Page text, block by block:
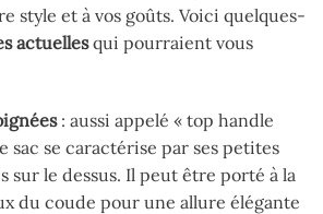
style et à vos goûts. Voici quelques-
actuellesqui pourraient vous
: aussi appelé « top handle
sac se caractérise par ses petites
sur le dessus. Il peut être porté à la
du coude pour une allure élégante